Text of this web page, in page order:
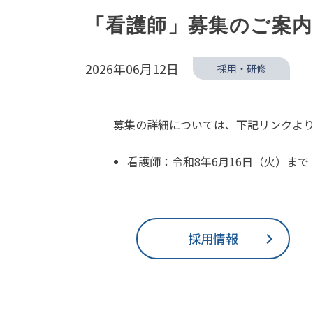
「看護師」募集のご案内
2026年06月12日 採用・研修
募集の詳細については、下記リンクよ
看護師：令和8年6月16日（火）まで
採用情報